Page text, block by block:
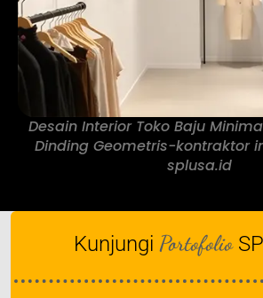
Desain Interior Toko Baju
Dinding Geometris-kontraktor
splusa.id
Kunjungi Portofolio